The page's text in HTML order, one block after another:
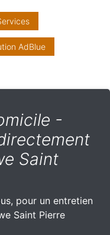
AdBlue
-
Saint
pour un entretien
Saint Pierre